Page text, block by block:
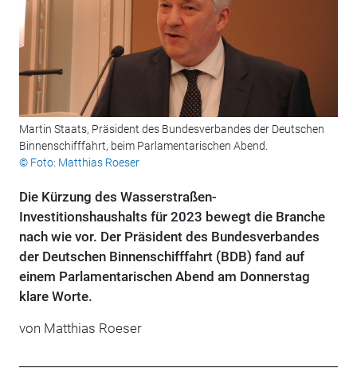
Martin Staats, Präsident des Bundesverbandes der Deutschen
Binnenschifffahrt, beim Parlamentarischen Abend.
© Foto: Matthias Roeser
Die Kürzung des Wasserstraßen-
Investitionshaushalts für 2023 bewegt die Branche
nach wie vor. Der Präsident des Bundesverbandes
der Deutschen Binnenschifffahrt (BDB) fand auf
einem Parlamentarischen Abend am Donnerstag
klare Worte.
von Matthias Roeser